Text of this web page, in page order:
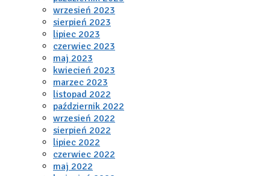
wrzesień 2023
sierpień 2023
lipiec 2023
czerwiec 2023
maj 2023
kwiecień 2023
marzec 2023
listopad 2022
październik 2022
wrzesień 2022
sierpień 2022
lipiec 2022
czerwiec 2022
maj 2022